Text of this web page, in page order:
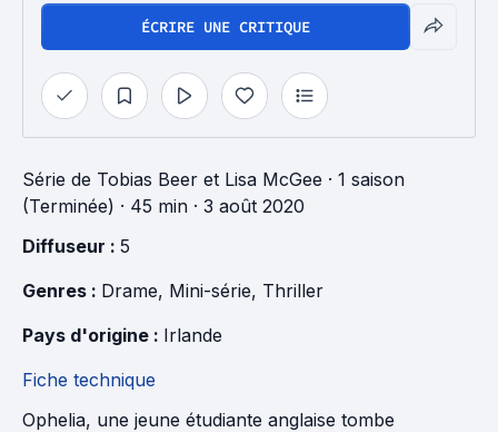
ÉCRIRE UNE CRITIQUE
Série de Tobias Beer et Lisa McGee · 1 saison
(Terminée) · 45 min · 3 août 2020
Diffuseur : 5
Genres : Drame, Mini-série, Thriller
Pays d'origine : Irlande
Fiche technique
Ophelia, une jeune étudiante anglaise tombe